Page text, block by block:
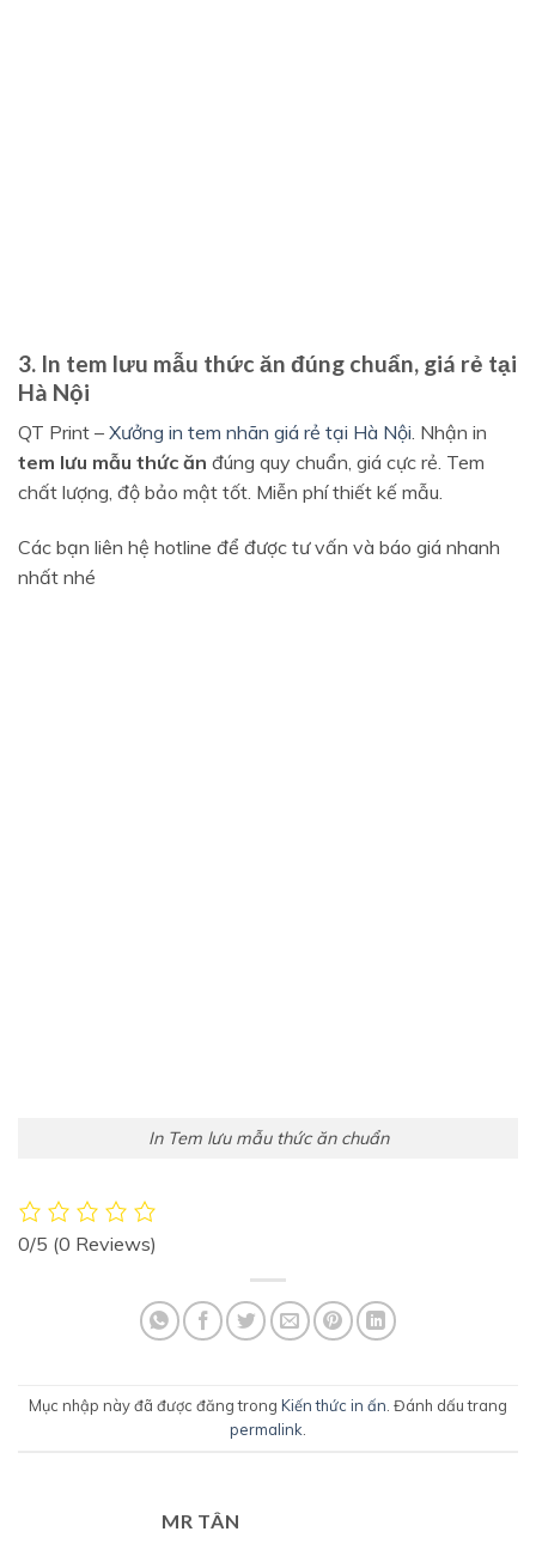
3. In tem lưu mẫu thức ăn đúng chuẩn, giá rẻ tại
Hà Nội
QT Print – Xưởng in tem nhãn giá rẻ tại Hà Nội. Nhận in
tem lưu mẫu thức ăn đúng quy chuẩn, giá cực rẻ. Tem
chất lượng, độ bảo mật tốt. Miễn phí thiết kế mẫu.
Các bạn liên hệ hotline để được tư vấn và báo giá nhanh
nhất nhé
In Tem lưu mẫu thức ăn chuẩn
0/5 (0 Reviews)
Mục nhập này đã được đăng trong Kiến thức in ấn. Đánh dấu trang
permalink.
MR TÂN